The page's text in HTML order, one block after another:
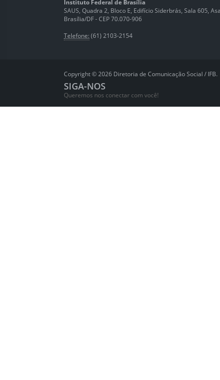
Instituto Federal de Brasília
SAUS, Quadra 2, Bloco E, Edifício Siderbrás, Sala 605,
Brasília/DF - CEP 70.070-906
Telefone: (61) 2103-2154
Copyright © 2026 Diretoria de Comunicação Social / IFB.
SIGA-NOS
Queremos nos conectar com você!